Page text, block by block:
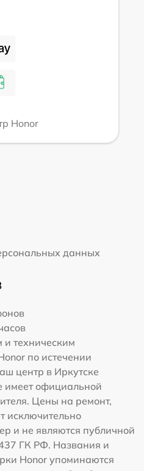
Honor
данных
техническим
по истечении
центр в Иркутске
имеет официальной
Цены на ремонт,
исключительно
и не являются публичной
ГК РФ. Названия и
Honor упоминаются